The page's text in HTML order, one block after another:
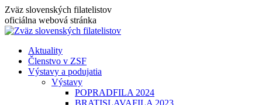
Skip
to
content
Zväz slovenských filatelistov
oficiálna webová stránka
Aktuality
Členstvo v ZSF
Výstavy a podujatia
Výstavy
POPRADFILA 2024
BRATISLAVAFILA 2023